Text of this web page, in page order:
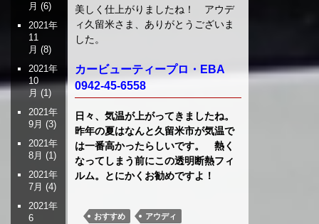
美しく仕上がりましたね！ アウデ
ィ久留米さま、ありがとうございま
した。
カービューティープロ・EBA
0942-45-6558
日々、気温が上がってきましたね。
昨年の夏はなんと久留米市が気温で
は一番高かったらしいです。 熱く
なってしまう前にこの透明断熱フィ
ルム。とにかくお勧めですよ！
おすすめ
アウディ
月 (6)
2021年
11
月 (8)
2021年
10
月 (1)
2021年
9月 (3)
2021年
8月 (1)
2021年
7月 (4)
2021年
6